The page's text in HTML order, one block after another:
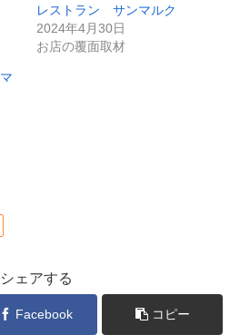
レストラン サンマルク
2024年4月30日
お店の覆面取材
シェアする
Facebook コピー